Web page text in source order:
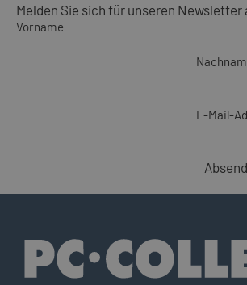
Melden Sie sich für unseren Newsletter
Vorname
E-Mail-